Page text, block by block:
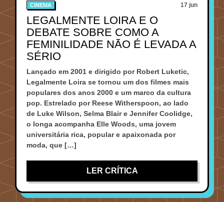
CINEMA 17 jun
LEGALMENTE LOIRA E O
DEBATE SOBRE COMO A
FEMINILIDADE NÃO É LEVADA A
SÉRIO
Lançado em 2001 e dirigido por Robert Luketic,
Legalmente Loira se tornou um dos filmes mais
populares dos anos 2000 e um marco da cultura
pop. Estrelado por Reese Witherspoon, ao lado
de Luke Wilson, Selma Blair e Jennifer Coolidge,
o longa acompanha Elle Woods, uma jovem
universitária rica, popular e apaixonada por
moda, que […]
LER CRÍTICA